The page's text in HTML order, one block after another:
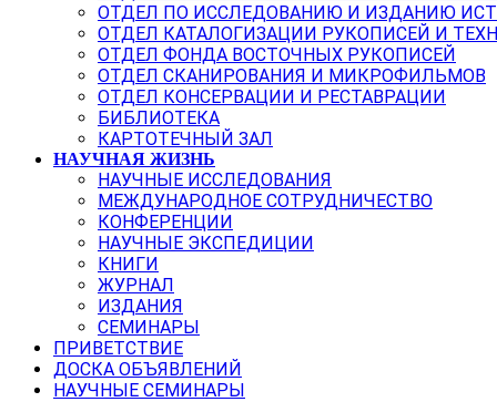
ОТДЕЛ ПО ИССЛЕДОВАНИЮ И ИЗДАНИЮ
ОТДЕЛ КАТАЛОГИЗАЦИИ РУКОПИСЕЙ И
ОТДЕЛ ФОНДА ВОСТОЧНЫХ РУКОПИСЕЙ
ОТДЕЛ СКАНИРОВАНИЯ И МИКРОФИЛЬМОВ
ОТДЕЛ КОНСЕРВАЦИИ И РЕСТАВРАЦИИ
БИБЛИОТЕКА
КАРТОТЕЧНЫЙ ЗАЛ
НАУЧНАЯ ЖИЗНЬ
НАУЧНЫЕ ИССЛЕДОВАНИЯ
МЕЖДУНАРОДНОЕ СОТРУДНИЧЕСТВО
КОНФЕРЕНЦИИ
НАУЧНЫЕ ЭКСПЕДИЦИИ
КНИГИ
ЖУРНАЛ
ИЗДАНИЯ
СЕМИНАРЫ
ПРИВЕТСТВИЕ
ДОСКА ОБЪЯВЛЕНИЙ
НАУЧНЫЕ СЕМИНАРЫ